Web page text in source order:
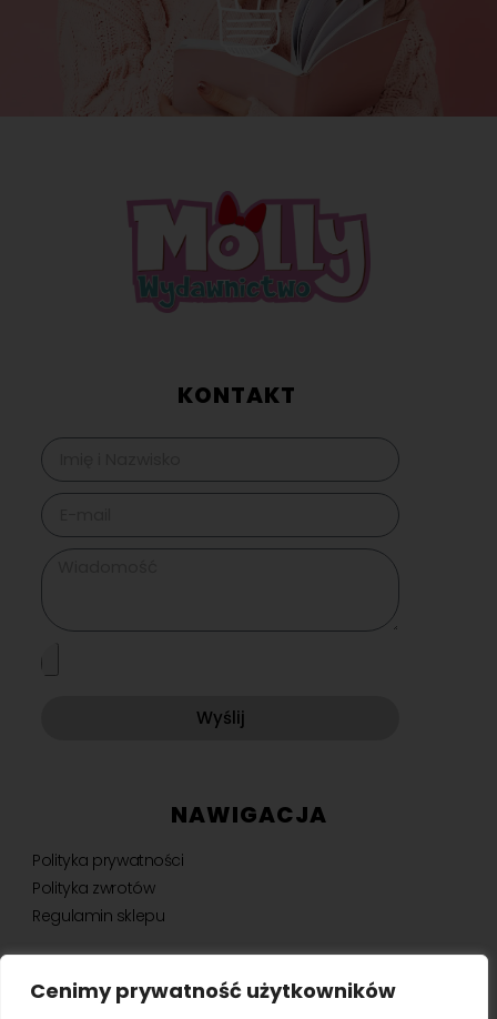
Cenimy prywatność użytkowników
KONTAKT
Wyślij
NAWIGACJA
Polityka prywatności
Polityka zwrotów
Regulamin sklepu
NEWSLETTER